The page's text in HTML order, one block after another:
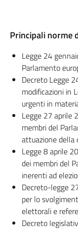
Principali norme
Legge 24
Parlamento
Decreto Legge
modificazioni in
urgenti in
Legge 27 aprile
membri del
attuazione della
Legge 8 aprile
dei membri del
inerenti ad
Decreto-legge
per lo
elettorali e
Decreto